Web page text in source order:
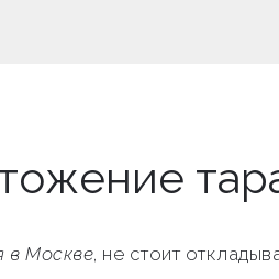
в Москве, не стоит